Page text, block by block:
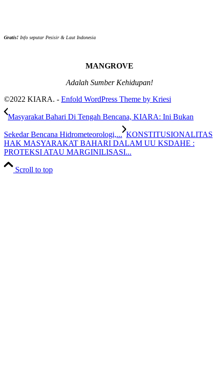
Gratis! Info seputar Pesisir & Laut Indonesia
MANGROVE
Adalah Sumber Kehidupan!
©2022 KIARA. - Enfold WordPress Theme by Kriesi
Masyarakat Bahari Di Tengah Bencana, KIARA: Ini Bukan
Sekedar Bencana Hidrometeorologi,... KONSTITUSIONALITAS
HAK MASYARAKAT BAHARI DALAM UU KSDAHE :
PROTEKSI ATAU MARGINILISASI...
Scroll to top